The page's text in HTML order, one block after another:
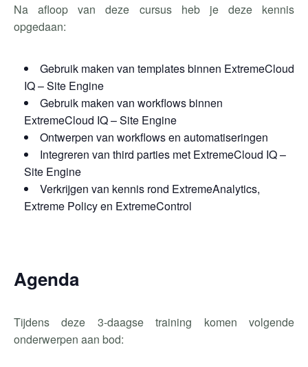
Na afloop van deze cursus heb je deze kennis
opgedaan:
Gebruik maken van templates binnen ExtremeCloud
IQ – Site Engine
Gebruik maken van workflows binnen
ExtremeCloud IQ – Site Engine
Ontwerpen van workflows en automatiseringen
Integreren van third parties met ExtremeCloud IQ –
Site Engine
Verkrijgen van kennis rond ExtremeAnalytics,
Extreme Policy en ExtremeControl
Agenda
Tijdens deze 3-daagse training komen volgende
onderwerpen aan bod: